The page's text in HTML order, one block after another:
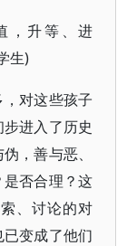
，升等、进
生)
对这些孩子
进入了历史
，善与恶、
否合理？这
、讨论的对
变成了他们